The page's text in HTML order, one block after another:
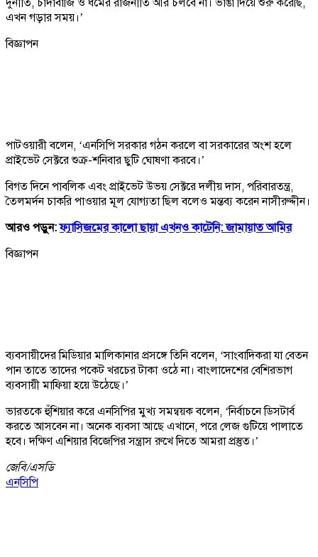
এখন গড়ার সময়।’
বিজ্ঞাপন
পাটওয়ারী বলেন, ‘এনসিপি সরকার গঠন করলে বা সরকারের অংশ হলে
প্রাইভেট সেক্টরে শুক্র-শনিবার ছুটি ঘোষণা করবে।’
বিগত দিনে পাবলিক এবং প্রাইভেট উভয় সেক্টরে দলীয় দাস, পরিবারতন্ত্র,
তৈলমর্দন চাকরি পাওয়ার মূল যোগ্যতা ছিল বলেও মন্তব্য করেন নাসীরুদ্দীন।
আরও পড়ুন:ফ্যাসিজমের কালো ছায়া এখনও কাটেনি: জামায়াত আমির
বিজ্ঞাপন
ব্যবসায়ীদের মিডিয়ার মালিকানার প্রসঙ্গে তিনি বলেন, ‘সাংবাদিকরা যা বেতন
পান তাতে তাদের পকেট খরচের টাকা ওঠে না। বাংলাদেশের বেশিরভাগ
ব্যবসায়ী মাফিয়া হয়ে উঠেছে।’
ভারতকে হুঁশিয়ার করে এনসিপির মুখ্য সমন্বয়ক বলেন, ‘নির্বাচনে ডিসটার্ব
করতে আসবেন না। অনেক ব‍্যবসা আছে এখানে, পরে লেজ গুটিয়ে পালাতে
হবে। দক্ষিণ এশিয়ার বিজেপির সন্ত্রাস রুখে দিতে আমরা প্রস্তুত।’
জেবি/এসডি
এনসিপি